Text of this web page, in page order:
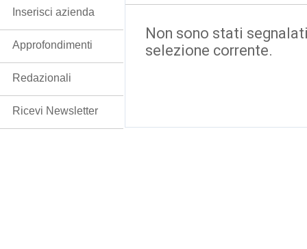
Non sono stati
selezione corrente.
Inserisci azienda
Approfondimenti
Redazionali
Ricevi Newsletter